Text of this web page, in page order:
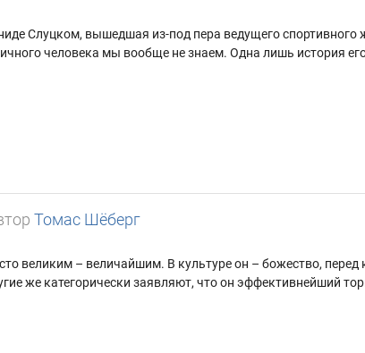
Слуцком, вышедшая из-под пера ведущего спортивного
человека мы вообще не знаем. Одна лишь история
Томас Шёберг
великим – величайшим. В культуре он – божество,
же категорически заявляют, что он эффективнейший